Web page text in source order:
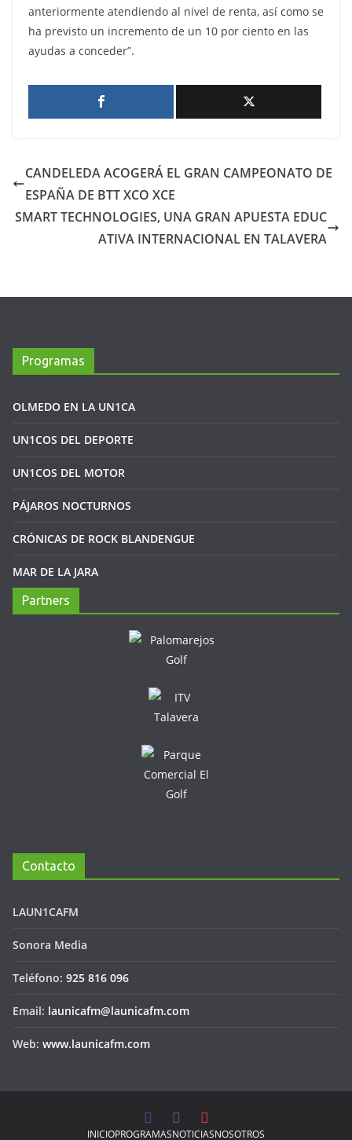
anteriormente atendiendo al nivel de renta, así como se
ha previsto un incremento de un 10 por ciento en las
ayudas a conceder”.
CANDELEDA ACOGERÁ EL GRAN CAMPEONATO DE
ESPAÑA DE BTT XCO XCE
SMART TECHNOLOGIES, UNA GRAN APUESTA EDUC
ATIVA INTERNACIONAL EN TALAVERA
Programas
OLMEDO EN LA UN1CA
UN1COS DEL DEPORTE
UN1COS DEL MOTOR
PÁJAROS NOCTURNOS
CRÓNICAS DE ROCK BLANDENGUE
MAR DE LA JARA
Partners
Contacto
LAUN1CAFM
Sonora Media
Teléfono: 925 816 096
Email: launicafm@launicafm.com
Web: www.launicafm.com
INICIOPROGRAMASNOTICIASNOSOTROS